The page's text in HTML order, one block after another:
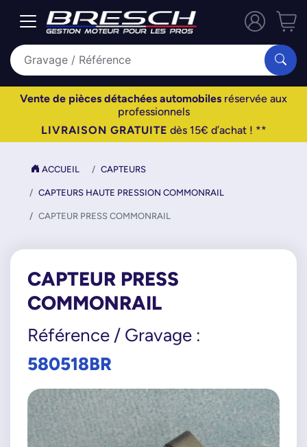
Vente de pièces détachées automobiles réservée aux
professionnels
LIVRAISON GRATUITE dès 15€ d’achat ! **
ACCUEIL CAPTEURS
CAPTEURS HAUTE PRESSION COMMONRAIL
CAPTEUR PRESS COMMONRAIL
CAPTEUR PRESS
COMMONRAIL
Référence / Gravage :
580518BR